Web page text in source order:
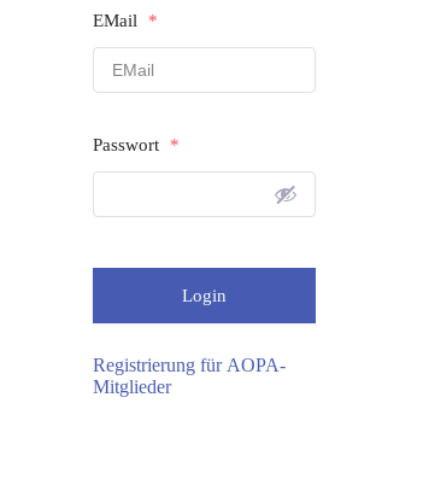
EMail *
Passwort *
Registrierung für AOPA-
Mitglieder